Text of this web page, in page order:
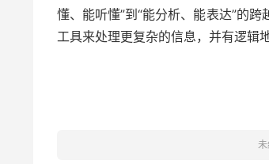
懂、能听懂”到“能分析、能表达”的
工具来处理更复杂的信息，并有逻辑
未